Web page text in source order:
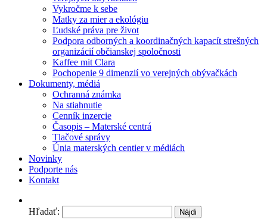
Vykročme k sebe
Matky za mier a ekológiu
Ľudské práva pre život
Podpora odborných a koordinačných kapacít strešných
organizácií občianskej spoločnosti
Kaffee mit Clara
Pochopenie 9 dimenzií vo verejných obývačkách
Dokumenty, médiá
Ochranná známka
Na stiahnutie
Cenník inzercie
Časopis – Materské centrá
Tlačové správy
Únia materských centier v médiách
Novinky
Podporte nás
Kontakt
Hľadať: